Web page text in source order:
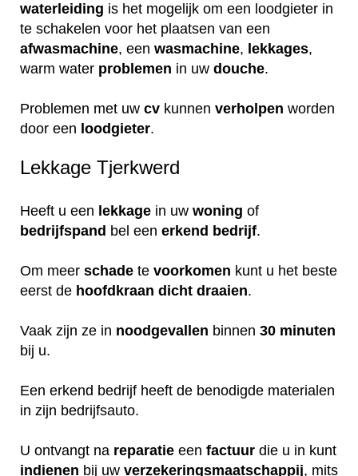
waterleiding is het mogelijk om een loodgieter in
te schakelen voor het plaatsen van een
afwasmachine, een wasmachine, lekkages,
warm water problemen in uw douche.
Problemen met uw cv kunnen verholpen worden
door een loodgieter.
Lekkage Tjerkwerd
Heeft u een lekkage in uw woning of
bedrijfspand bel een erkend bedrijf.
Om meer schade te voorkomen kunt u het beste
eerst de hoofdkraan dicht draaien.
Vaak zijn ze in noodgevallen binnen 30 minuten
bij u.
Een erkend bedrijf heeft de benodigde materialen
in zijn bedrijfsauto.
U ontvangt na reparatie een factuur die u in kunt
indienen bij uw verzekeringsmaatschappij, mits